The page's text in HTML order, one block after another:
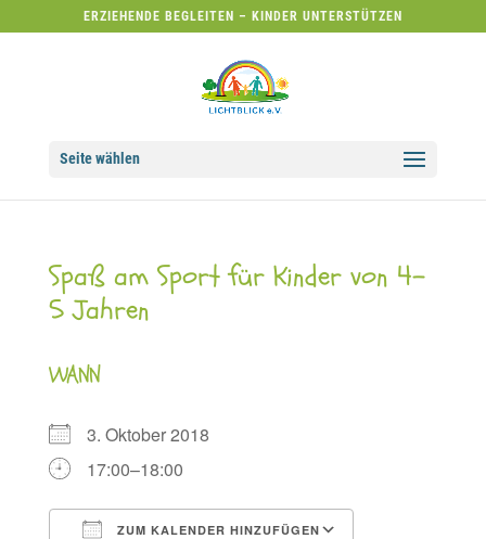
ERZIEHENDE BEGLEITEN – KINDER UNTERSTÜTZEN
Seite wählen
Spaß am Sport für Kinder von 4-
5 Jahren
WANN
3. Oktober 2018
17:00–18:00
ZUM KALENDER HINZUFÜGEN